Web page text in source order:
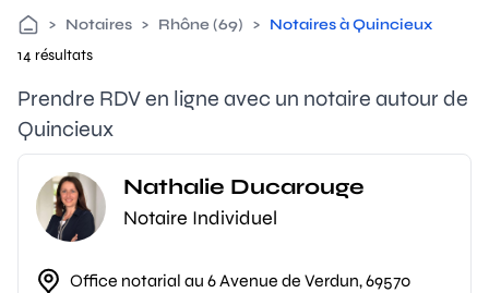
> Notaires > Rhône (69) > Notaires à Quincieux
14 résultats
Prendre RDV en ligne avec un notaire autour de
Quincieux
Nathalie Ducarouge
Notaire Individuel
Office notarial au 6 Avenue de Verdun, 69570